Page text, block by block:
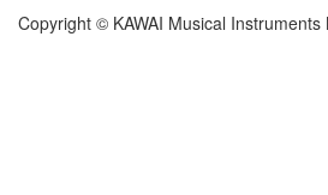
Copyright © KAWAI Musical Instruments